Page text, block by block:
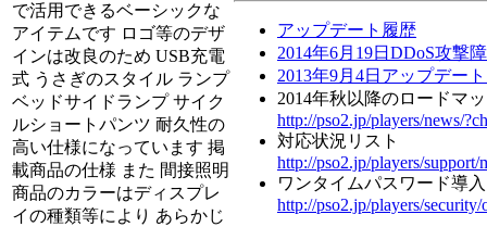
で活用できるベーシックな
アイテムです ロゴ等のデザ
インは改良のため USB充電
式 うさぎのスタイル ランプ
ベッドサイドランプ サイク
ルショートパンツ 耐久性の
高い仕様になっています 掲
載商品の仕様 また 間接照明
商品のカラーはディスプレ
イの種類等により あらかじ
アップデート履歴
2014年6月19日DDoS攻撃
2013年9月4日アップデー
2014年秋以降のロードマ
http://pso2.jp/players/news/
対応状況リスト
http://pso2.jp/players/support/
ワンタイムパスワード導入
http://pso2.jp/players/security/